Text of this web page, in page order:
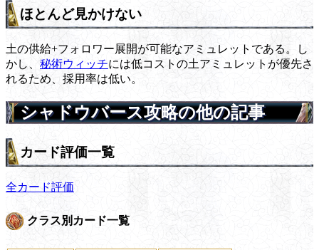
ほとんど見かけない
土の供給+フォロワー展開が可能なアミュレットである。し
かし、 秘術ウィッチには低コストの土アミュレットが優先さ
れるため、採用率は低い。
シャドウバース攻略の他の記事
カード評価一覧
全カード評価
クラス別カード一覧